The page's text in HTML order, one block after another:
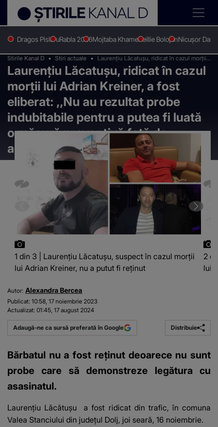
Dragos PislaruRabla 2026Mojtaba KhameneiIlie BolojanNicușor Dan
Stirile Kanal D Stiri actuale
Laurențiu Lăcatușu, ridicat în cazul morții
lui Adrian Kreiner, a fost eliberat: ,,Nu au
rezultat probe indubitabile pentru a putea
fi luată o măsură preventivă față de acesta''
Laurențiu Lăcatușu, ridicat în cazul
morții lui Adrian Kreiner, a fost
eliberat: ,,Nu au rezultat probe
indubitabile pentru a putea fi luată
o măsură preventivă față de
acesta''
1 din 3 | Laurențiu Lăcatușu, suspect în cazul morții
lui Adrian Kreiner, nu a putut fi reținut
2
lui
Autor: Alexandra Bercea
Publicat: 10:58, 17 noiembrie 2023
Actualizat: 01:45, 17 august 2024
Adaugă-ne ca sursă preferată în Google Distribuie
Bărbatul nu a fost reținut deoarece nu sunt
probe care să demonstreze legătura cu
asasinatul.
Laurențiu Lăcătușu a fost ridicat din trafic, în comuna
Valea Stanciului din județul Dolj, joi seară, 16 noiembrie.